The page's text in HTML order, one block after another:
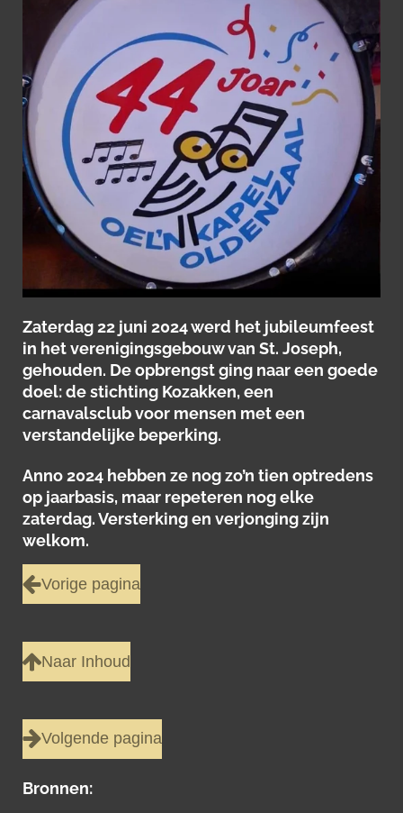
Zaterdag 22 juni 2024 werd het jubileumfeest
in het verenigingsgebouw van St. Joseph,
gehouden. De opbrengst ging naar een goede
doel: de stichting Kozakken, een
carnavalsclub voor mensen met een
verstandelijke beperking.
Anno 2024 hebben ze nog zo’n tien optredens
op jaarbasis, maar repeteren nog elke
zaterdag. Versterking en verjonging zijn
welkom.
Vorige pagina
Naar Inhoud
Volgende pagina
Bronnen: